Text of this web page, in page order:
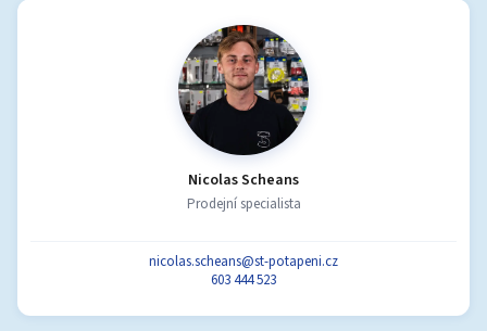
Nicolas Scheans
Prodejní specialista
nicolas.scheans@st-potapeni.cz
603 444 523